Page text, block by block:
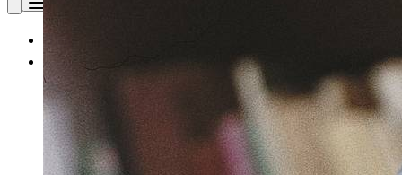
Hjem
Arrangementer